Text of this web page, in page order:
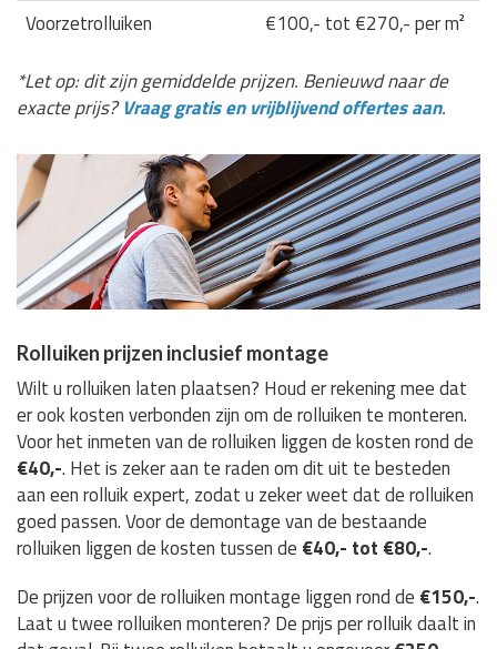
Voorzetrolluiken
€100,- tot €270,- per m²
*Let op: dit zijn gemiddelde prijzen. Benieuwd naar de
exacte prijs?Vraag gratis en vrijblijvend offertes aan.
Rolluiken prijzen inclusief montage
Wilt u rolluiken laten plaatsen? Houd er rekening mee dat
er ook kosten verbonden zijn om de rolluiken te monteren.
Voor het inmeten van de rolluiken liggen de kosten rond de
€40,-. Het is zeker aan te raden om dit uit te besteden
aan een rolluik expert, zodat u zeker weet dat de rolluiken
goed passen. Voor de demontage van de bestaande
rolluiken liggen de kosten tussen de €40,- tot €80,-.
De prijzen voor de rolluiken montage liggen rond de €150,-.
Laat u twee rolluiken monteren? De prijs per rolluik daalt in